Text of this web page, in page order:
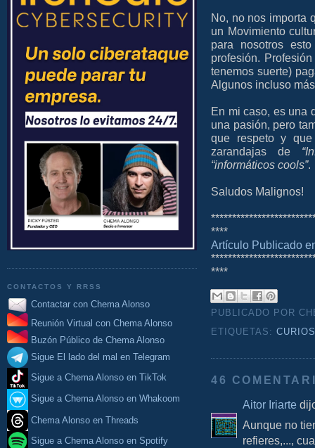
CONTACTOS Y RRSS
Contactar con Chema Alonso
Reunión Virtual con Chema Alonso
Buzón Público de Chema Alonso
Sigue El lado del mal en Telegram
Sigue a Chema Alonso en TikTok
Sigue a Chema Alonso en Whakoom
Chema Alonso en Threads
Sigue a Chema Alonso en Spotify
No, no nos importa
un Movimiento
para nosotros
profesión.
tenemos suerte)
Algunos incluso
En mi caso, es una
una pasión, pero
que respeto y
zarandajas de
“informáticos cools”.
Saludos Malignos!
****
Artículo Publicado
****
PUBLICADO POR
ETIQUETAS:
46
Aitor Iriarte
Aunque no
refieres,...,